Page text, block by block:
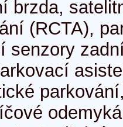
brzda,
(RCTA),
senzory